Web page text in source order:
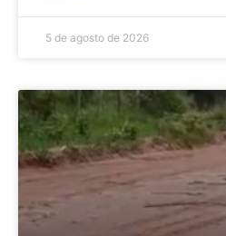
5 de agosto de 2026